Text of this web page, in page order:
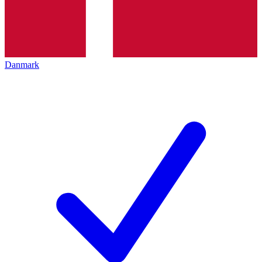
Danmark